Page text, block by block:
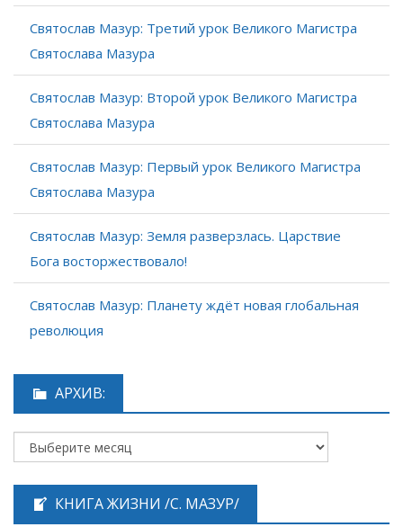
Святослав Мазур: Третий урок Великого Магистра
Святослава Мазура
Святослав Мазур: Второй урок Великого Магистра
Святослава Мазура
Святослав Мазур: Первый урок Великого Магистра
Святослава Мазура
Святослав Мазур: Земля разверзлась. Царствие
Бога восторжествовало!
Святослав Мазур: Планету ждёт новая глобальная
революция
АРХИВ:
КНИГА ЖИЗНИ /С. МАЗУР/